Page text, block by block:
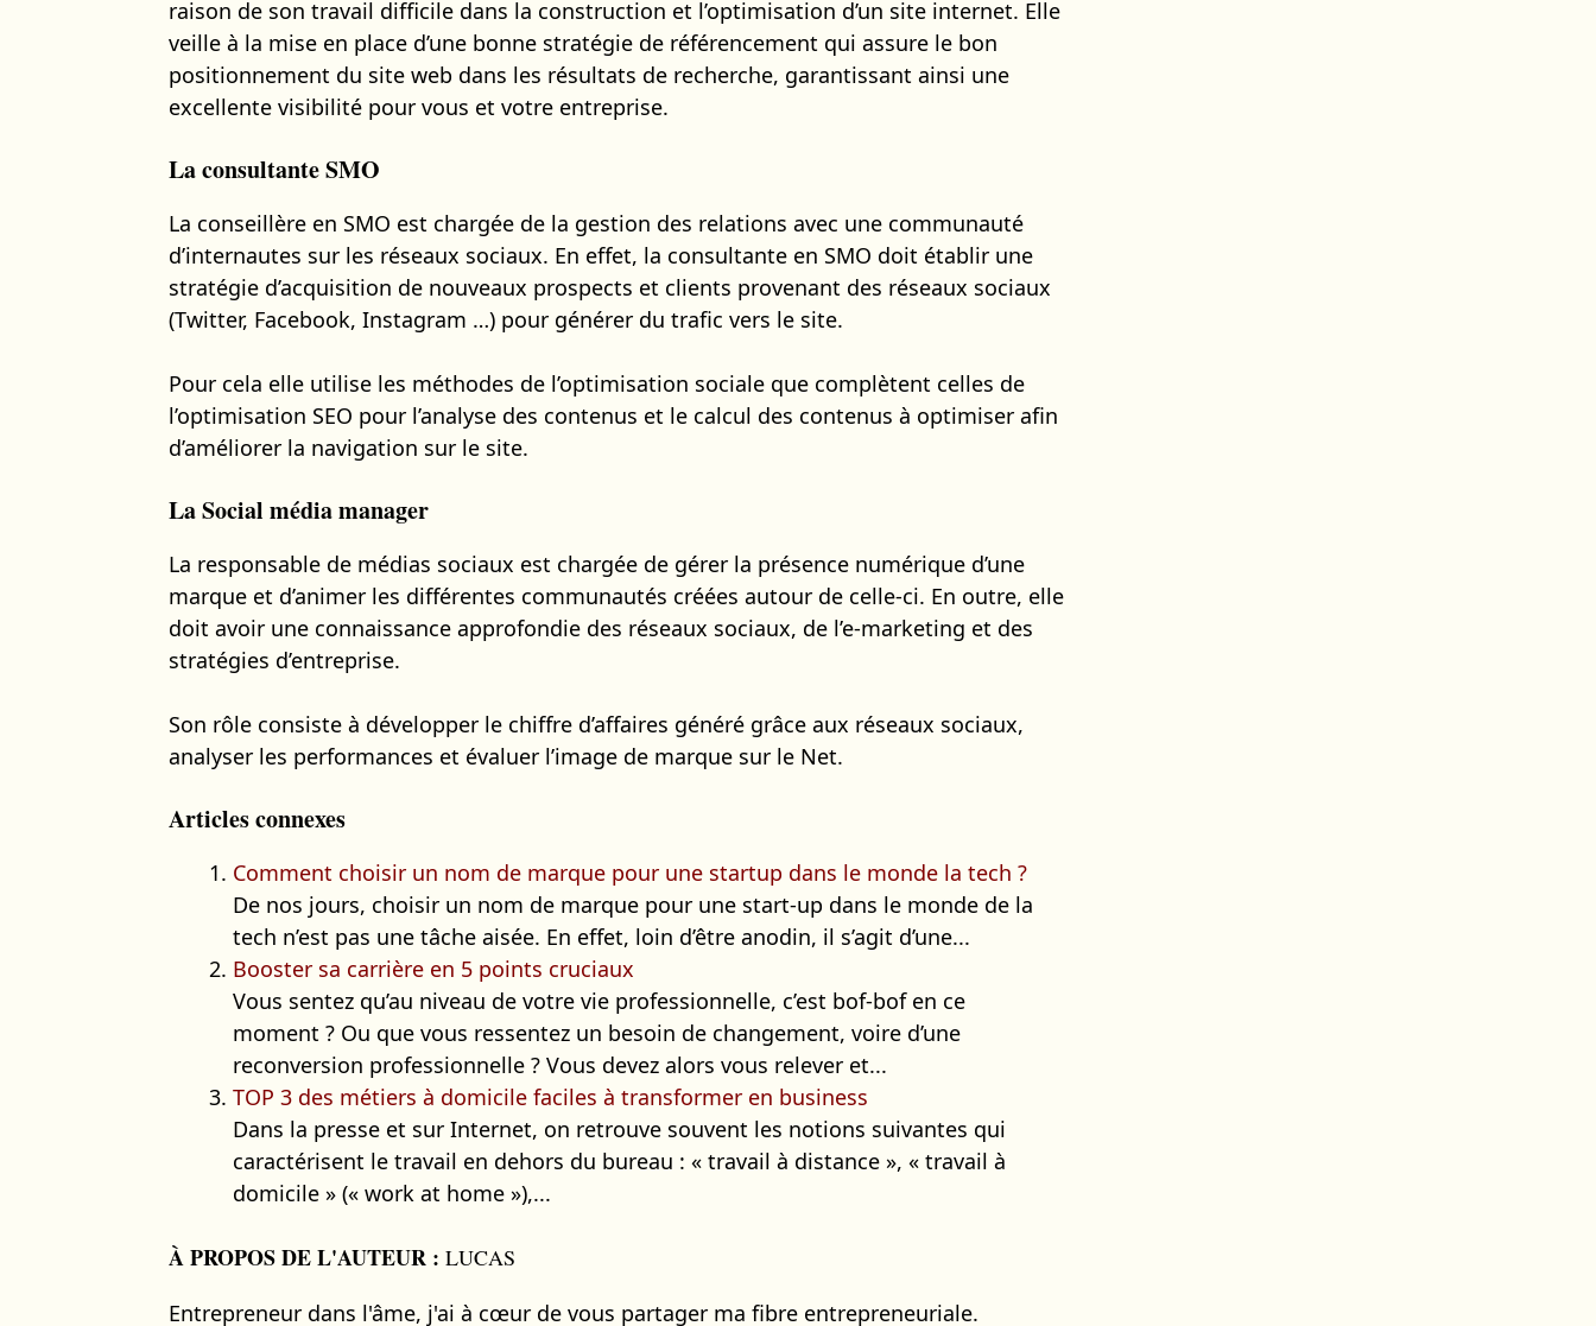
raison de son travail difficile dans la construction et l’optimisation d’un site internet. Elle
veille à la mise en place d’une bonne stratégie de référencement qui assure le bon
positionnement du site web dans les résultats de recherche, garantissant ainsi une
excellente visibilité pour vous et votre entreprise.
La consultante SMO
La conseillère en SMO est chargée de la gestion des relations avec une communauté
d’internautes sur les réseaux sociaux. En effet, la consultante en SMO doit établir une
stratégie d’acquisition de nouveaux prospects et clients provenant des réseaux sociaux
(Twitter, Facebook, Instagram …) pour générer du trafic vers le site.
Pour cela elle utilise les méthodes de l’optimisation sociale que complètent celles de
l’optimisation SEO pour l’analyse des contenus et le calcul des contenus à optimiser afin
d’améliorer la navigation sur le site.
La Social média manager
La responsable de médias sociaux est chargée de gérer la présence numérique d’une
marque et d’animer les différentes communautés créées autour de celle-ci. En outre, elle
doit avoir une connaissance approfondie des réseaux sociaux, de l’e-marketing et des
stratégies d’entreprise.
Son rôle consiste à développer le chiffre d’affaires généré grâce aux réseaux sociaux,
analyser les performances et évaluer l’image de marque sur le Net.
Articles connexes
Comment choisir un nom de marque pour une startup dans le monde la tech ?
De nos jours, choisir un nom de marque pour une start-up dans le monde de la
tech n’est pas une tâche aisée. En effet, loin d’être anodin, il s’agit d’une...
Booster sa carrière en 5 points cruciaux
Vous sentez qu’au niveau de votre vie professionnelle, c’est bof-bof en ce
moment ? Ou que vous ressentez un besoin de changement, voire d’une
reconversion professionnelle ? Vous devez alors vous relever et...
TOP 3 des métiers à domicile faciles à transformer en business
Dans la presse et sur Internet, on retrouve souvent les notions suivantes qui
caractérisent le travail en dehors du bureau : « travail à distance », « travail à
domicile » (« work at home »),...
À PROPOS DE L'AUTEUR : LUCAS
Entrepreneur dans l'âme, j'ai à cœur de vous partager ma fibre entrepreneuriale.